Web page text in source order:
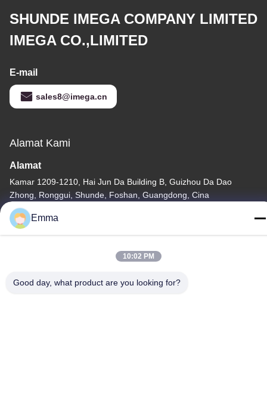
SHUNDE IMEGA COMPANY LIMITED
IMEGA CO.,LIMITED
E-mail
sales8@imega.cn
Alamat Kami
Alamat
Kamar 1209-1210, Hai Jun Da Building B, Guizhou Da Dao
Zhong, Ronggui, Shunde, Foshan, Guangdong, Cina
tel
86-15816904632
Emma
10:02 PM
Good day, what product are you looking for?